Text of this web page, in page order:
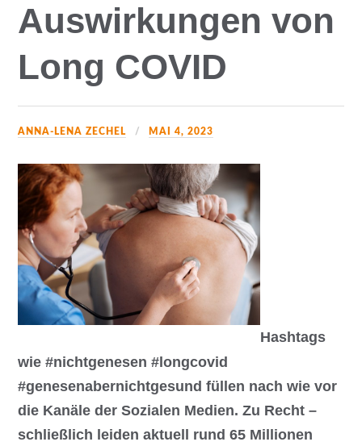
Auswirkungen von
Long COVID
ANNA-LENA ZECHEL MAI 4, 2023
Hashtags
wie #nichtgenesen #longcovid
#genesenabernichtgesund füllen nach wie vor
die Kanäle der Sozialen Medien. Zu Recht –
schließlich leiden aktuell rund 65 Millionen